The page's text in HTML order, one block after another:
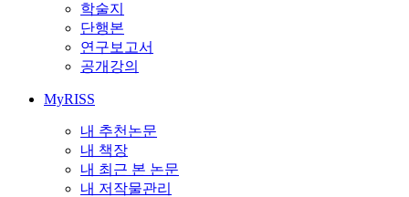
학술지
단행본
연구보고서
공개강의
MyRISS
내 추천논문
내 책장
내 최근 본 논문
내 저작물관리